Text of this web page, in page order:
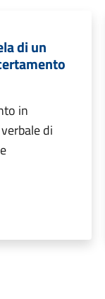
di un
in
di